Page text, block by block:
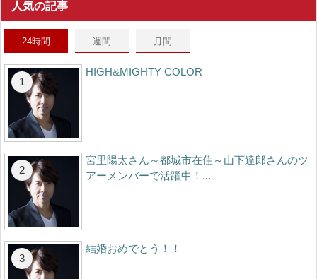
人気の記事
24時間 週間 月間
HIGH&MIGHTY COLOR
宮里陽太さん～都城市在住～山下達郎さんのツ
アーメンバーで活躍中！...
結婚おめでとう！！